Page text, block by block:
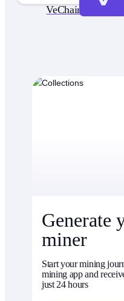
VeChain (VET)
Generate
miner
Start your mining
mining app and
just 24 hours